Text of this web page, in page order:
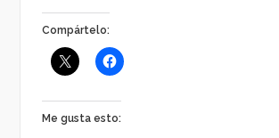
Compártelo:
Me gusta esto: